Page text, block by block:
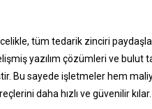
tüm tedarik zinciri
yazılım çözümleri ve
Bu sayede işletmeler hem
daha hızlı ve güvenilir kılar.